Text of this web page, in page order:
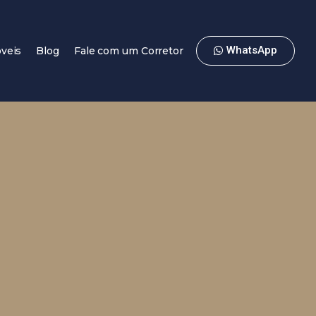
Blog Fale com um Corretor WhatsApp